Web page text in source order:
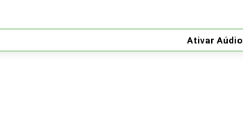
Ativar Aúdio